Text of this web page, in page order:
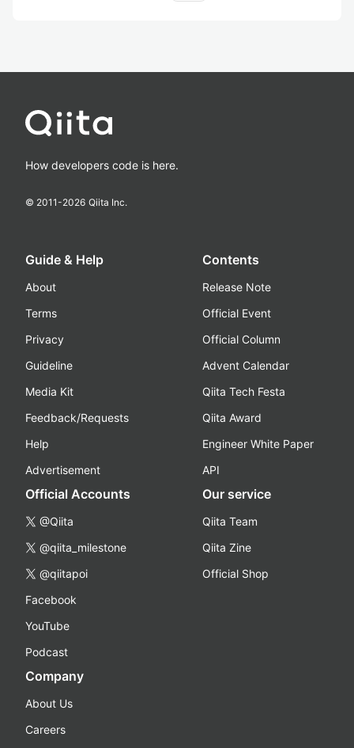
How developers code is here.
© 2011-2026 Qiita Inc.
Guide & Help
About
Terms
Privacy
Guideline
Media Kit
Feedback/Requests
Help
Advertisement
Contents
Release Note
Official Event
Official Column
Advent Calendar
Qiita Tech Festa
Qiita Award
Engineer White Paper
API
Official Accounts
@Qiita
@qiita_milestone
@qiitapoi
Facebook
YouTube
Podcast
Our service
Qiita Team
Qiita Zine
Official Shop
Company
About Us
Careers